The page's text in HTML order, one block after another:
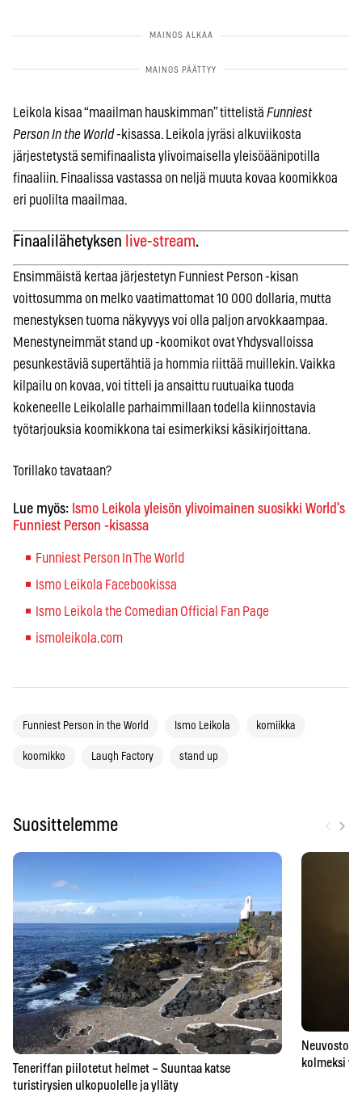
Leikola kisaa “maailman hauskimman” tittelistä Funniest
Person In the World-kisassa. Leikola jyräsi alkuviikosta
järjestetystä semifinaalista ylivoimaisella yleisöäänipotilla
finaaliin. Finaalissa vastassa on neljä muuta kovaa koomikkoa
eri puolilta maailmaa.
Finaalilähetyksen live-stream.
Ensimmäistä kertaa järjestetyn Funniest Person -kisan
voittosumma on melko vaatimattomat 10 000 dollaria, mutta
menestyksen tuoma näkyvyys voi olla paljon arvokkaampaa.
Menestyneimmät stand up -koomikot ovat Yhdysvalloissa
pesunkestäviä supertähtiä ja hommia riittää muillekin. Vaikka
kilpailu on kovaa, voi titteli ja ansaittu ruutuaika tuoda
kokeneelle Leikolalle parhaimmillaan todella kiinnostavia
työtarjouksia koomikkona tai esimerkiksi käsikirjoittana.
Torillako tavataan?
Lue myös: Ismo Leikola yleisön ylivoimainen suosikki World's
Funniest Person -kisassa
Funniest Person In The World
Ismo Leikola Facebookissa
Ismo Leikola the Comedian Official Fan Page
ismoleikola.com
Funniest Person in the World Ismo Leikola komiikka
koomikko Laugh Factory stand up
Suosittelemme ›
Teneriffan piilotetut helmet – Suuntaa katse
turistirysien ulkopuolelle ja ylläty
kolmeksi